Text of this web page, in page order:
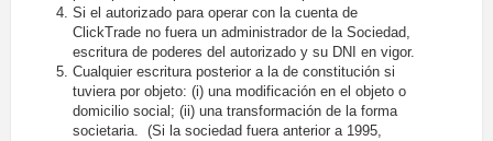
Si el autorizado para operar con la cuenta de
ClickTrade no fuera un administrador de la Sociedad,
escritura de poderes del autorizado y su DNI en vigor.
Cualquier escritura posterior a la de constitución si
tuviera por objeto: (i) una modificación en el objeto o
domicilio social; (ii) una transformación de la forma
societaria. (Si la sociedad fuera anterior a 1995,